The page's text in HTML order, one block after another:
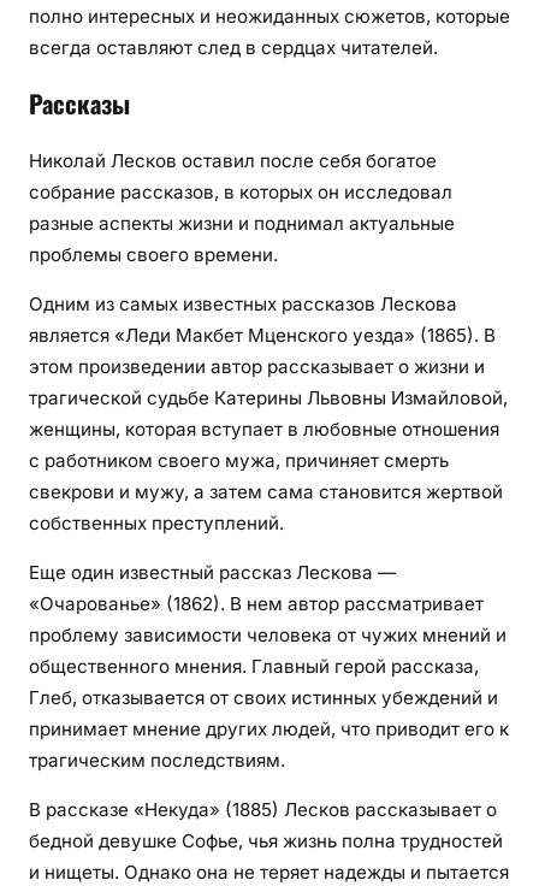
полно интересных и неожиданных сюжетов, которые
всегда оставляют след в сердцах читателей.
Рассказы
Николай Лесков оставил после себя богатое
собрание рассказов, в которых он исследовал
разные аспекты жизни и поднимал актуальные
проблемы своего времени.
Одним из самых известных рассказов Лескова
является «Леди Макбет Мценского уезда» (1865). В
этом произведении автор рассказывает о жизни и
трагической судьбе Катерины Львовны Измайловой,
женщины, которая вступает в любовные отношения
с работником своего мужа, причиняет смерть
свекрови и мужу, а затем сама становится жертвой
собственных преступлений.
Еще один известный рассказ Лескова —
«Очарованье» (1862). В нем автор рассматривает
проблему зависимости человека от чужих мнений и
общественного мнения. Главный герой рассказа,
Глеб, отказывается от своих истинных убеждений и
принимает мнение других людей, что приводит его к
трагическим последствиям.
В рассказе «Некуда» (1885) Лесков рассказывает о
бедной девушке Софье, чья жизнь полна трудностей
и нищеты. Однако она не теряет надежды и пытается